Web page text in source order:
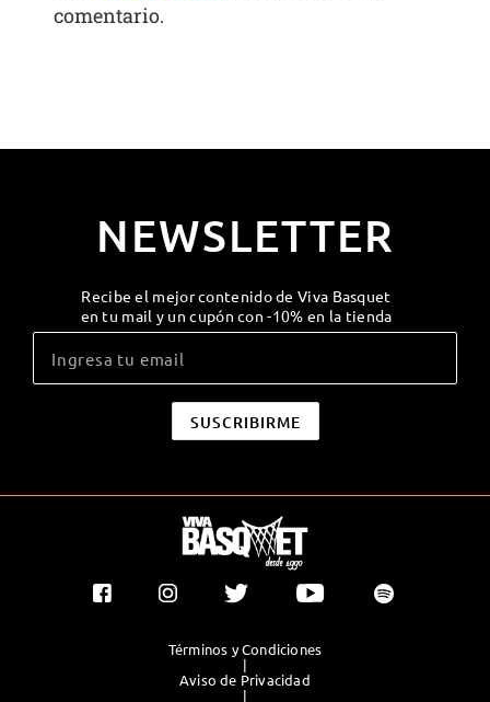
comentario.
NEWSLETTER
Recibe el mejor contenido de Viva Basquet
en tu mail y un cupón con -10% en la tienda
Términos y Condiciones
|
Aviso de Privacidad
|